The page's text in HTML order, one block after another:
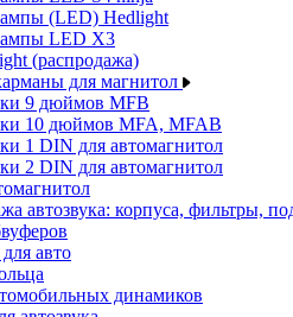
(LED) Hedlight
LED X3
(распродажа)
для магнитол
9 дюймов MFB
10 дюймов MFA, MFAB
1 DIN для автомагнитол
2 DIN для автомагнитол
автозвука: корпуса, фильтры,
авто
динамиков